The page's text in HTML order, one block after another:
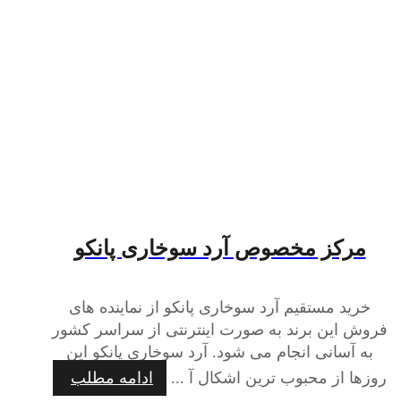
مرکز مخصوص آرد سوخاری پانکو
خرید مستقیم آرد سوخاری پانکو از نماینده های
فروش این برند به صورت اینترنتی از سراسر کشور
به آسانی انجام می شود. آرد سوخاری پانکو این
روزها از محبوب ترین اشکال آ ...
ادامه مطلب